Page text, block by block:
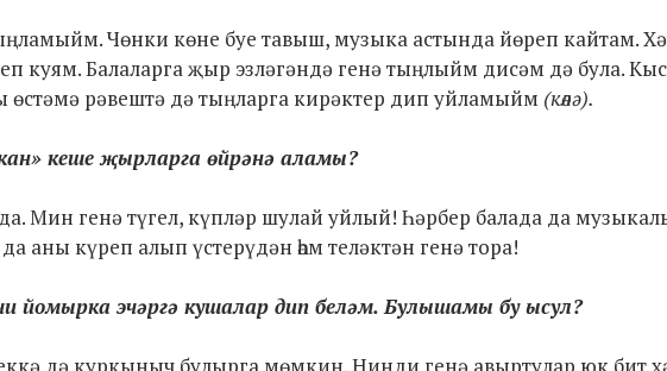
Чөнки көне буе тавыш, музыка астында йөреп кайтам.
куям. Балаларга җыр эзләгәндә генә тыңлыйм дисәм дә була.
рәвештә дә тыңларга кирәктер дип уйламыйм (көлә).
кеше җырларга өйрәнә аламы?
Мин генә түгел, күпләр шулай уйлый! Һәрбер балада да
аны күреп алып үстерүдән һәм теләктән генә тора!
эчәргә кушалар дип беләм. Булышамы бу ысул?
дә куркыныч булырга мөмкин. Нинди генә авыртулар юк бит